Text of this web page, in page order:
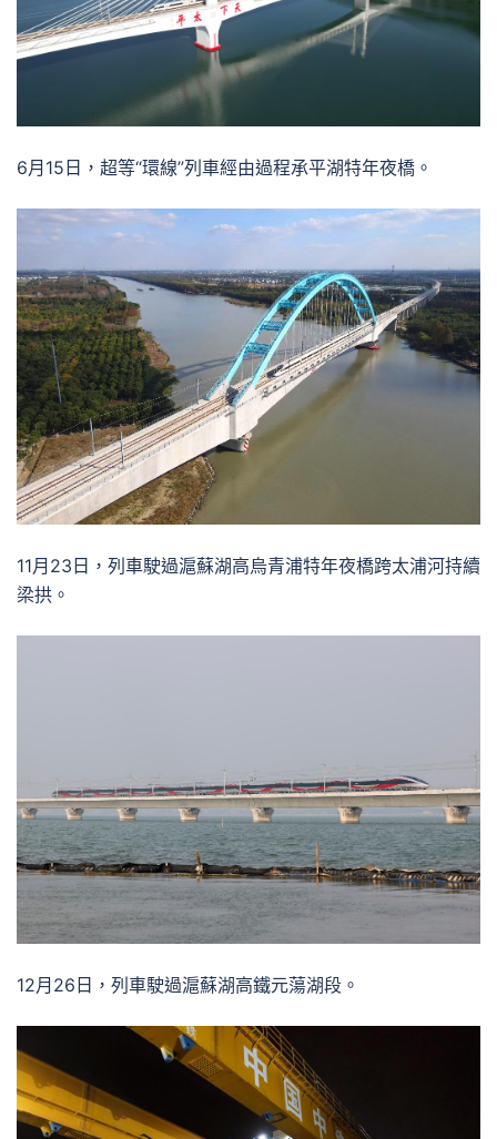
6月15日，超等“環線”列車經由過程承平湖特年夜橋。
11月23日，列車駛過滬蘇湖高烏青浦特年夜橋跨太浦河持續
梁拱。
12月26日，列車駛過滬蘇湖高鐵元蕩湖段。